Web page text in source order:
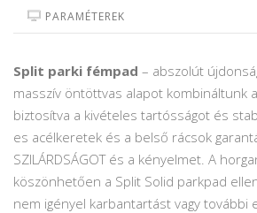
PARAMÉTEREK
Split parki fémpad – abszolút
masszív öntöttvas alapot kombináltunk
biztosítva a kivételes tartósságot és
es acélkeretek és a belső rácsok
SZILÁRDSÁGOT és a kényelmet. A
köszönhetően a Split Solid parkpad
nem igényel karbantartást vagy további